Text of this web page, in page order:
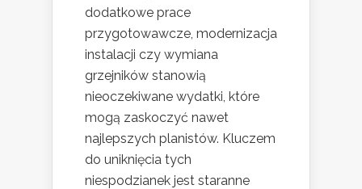
dodatkowe prace
przygotowawcze, modernizacja
instalacji czy wymiana
grzejników stanowią
nieoczekiwane wydatki, które
mogą zaskoczyć nawet
najlepszych planistów. Kluczem
do uniknięcia tych
niespodzianek jest staranne